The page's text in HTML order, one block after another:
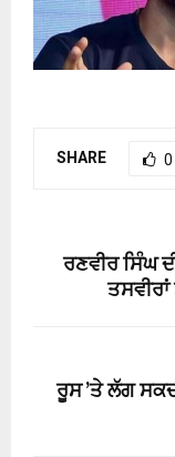
SHARE 0
ਰਣਵੀਰ ਸਿੰਘ
ਰੂਸ ’ਤੇ ਲੱਗ